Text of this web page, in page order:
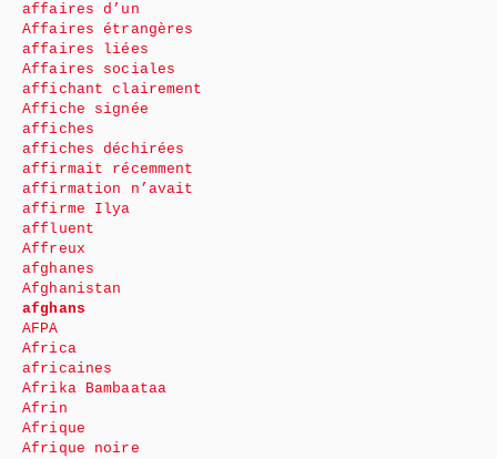
affaires d’un
Affaires étrangères
affaires liées
Affaires sociales
affichant clairement
Affiche signée
affiches
affiches déchirées
affirmait récemment
affirmation n’avait
affirme Ilya
affluent
Affreux
afghanes
Afghanistan
afghans
AFPA
Africa
africaines
Afrika Bambaataa
Afrin
Afrique
Afrique noire